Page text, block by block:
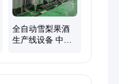
备、枇杷膏生产线设
醋生产线定制、水果
生产线设备、水果罐
梅醋设备
全自动雪梨果酒
生产线设备 中小